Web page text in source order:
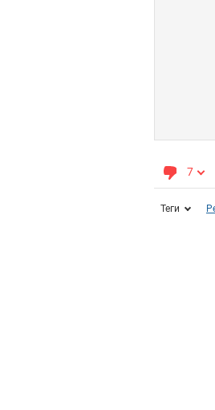
7
Теги